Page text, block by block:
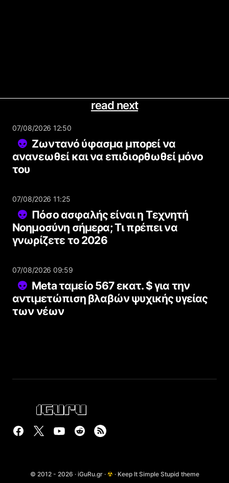
read next
07/08/2026 12:50
Ζωντανό ύφασμα μπορεί να
ανανεωθεί και να επιδιορθωθεί μόνο
του
07/08/2026 11:25
Πόσο ασφαλής είναι η Τεχνητή
Νοημοσύνη σήμερα; Τι πρέπει να
γνωρίζετε το 2026
07/08/2026 09:59
Meta ταμείο 567 εκατ. $ για την
αντιμετώπιση βλαβών ψυχικής υγείας
των νέων
© 2012 - 2026 · iGuRu.gr · ☢ · Keep It Simple Stupid theme